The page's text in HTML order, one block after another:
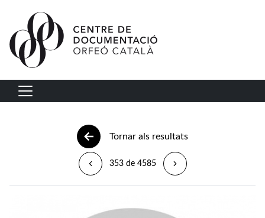
Vés al contingut
Navegació principal
Tornar als resultats
353 de 4585